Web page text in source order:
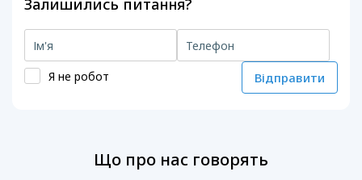
Залишились питання?
Я не робот Відправити
Що про нас говорять